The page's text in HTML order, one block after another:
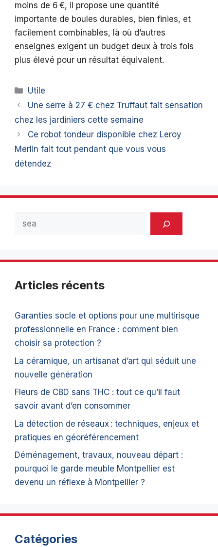
moins de 6 €, il propose une quantité
importante de boules durables, bien finies, et
facilement combinables, là où d’autres
enseignes exigent un budget deux à trois fois
plus élevé pour un résultat équivalent.
Catégories
Utile
Une serre à 27 € chez Truffaut fait sensation
chez les jardiniers cette semaine
Ce robot tondeur disponible chez Leroy
Merlin fait tout pendant que vous vous
détendez
Articles récents
Garanties socle et options pour une multirisque
professionnelle en France : comment bien
choisir sa protection ?
La céramique, un artisanat d’art qui séduit une
nouvelle génération
Fleurs de CBD sans THC : tout ce qu’il faut
savoir avant d’en consommer
La détection de réseaux : techniques, enjeux et
pratiques en géoréférencement
Déménagement, travaux, nouveau départ :
pourquoi le garde meuble Montpellier est
devenu un réflexe à Montpellier ?
Catégories